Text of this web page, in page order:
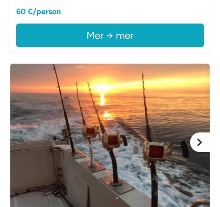
60 €/person
Mer → mer